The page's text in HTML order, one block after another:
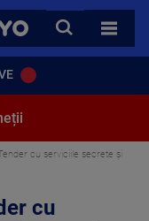
CAUTA
TOATE
cu serviciile secrete și
cu